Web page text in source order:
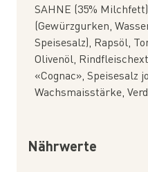
SAHNE (35%
(Gewürzgurken,
Speisesalz), Rapsöl,
Olivenöl,
«Cognac», Speisesalz
Wachsmaisstärke,
Nährwerte